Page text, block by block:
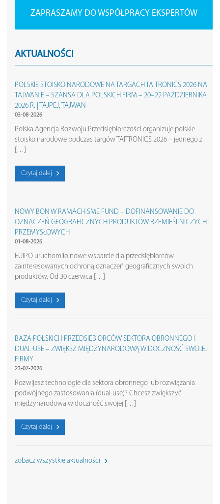
ZAPRASZAMY DO WSPÓŁPRACY EKSPERTÓW
AKTUALNOŚCI
POLSKIE STOISKO NARODOWE NA TARGACH TAITRONICS 2026 NA
TAJWANIE – SZANSA DLA POLSKICH FIRM – 20–22 PAŹDZIERNIKA
2026 R. | TAJPEJ, TAJWAN
03-08-2026
Polska Agencja Rozwoju Przedsiębiorczości organizuje polskie
stoisko narodowe podczas targów TAITRONICS 2026 – jednego z
[…]
Czytaj dalej
NOWY BON W RAMACH SME FUND – DOFINANSOWANIE DO
OZNACZEŃ GEOGRAFICZNYCH PRODUKTÓW RZEMIEŚLNICZYCH I
PRZEMYSŁOWYCH
01-08-2026
EUIPO uruchomiło nowe wsparcie dla przedsiębiorców
zainteresowanych ochroną oznaczeń geograficznych swoich
produktów. Od 30 czerwca […]
Czytaj dalej
BAZA POLSKICH PRZEDSIĘBIORCÓW SEKTORA OBRONNEGO I
DUAL-USE – ZWIĘKSZ MIĘDZYNARODOWĄ WIDOCZNOŚĆ SWOJEJ
FIRMY
23-07-2026
Rozwijasz technologie dla sektora obronnego lub rozwiązania
podwójnego zastosowania (dual-use)? Chcesz zwiększyć
międzynarodową widoczność swojej […]
Czytaj dalej
zobacz wszystkie aktualności